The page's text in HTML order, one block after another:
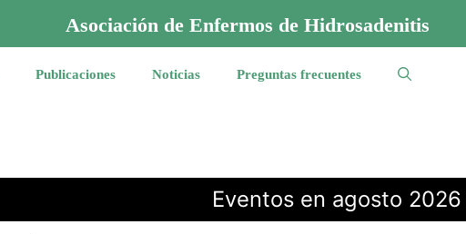
Asociación de Enfermos de Hidrosadenitis
Publicaciones Noticias Preguntas frecuentes
Eventos en agosto 2026